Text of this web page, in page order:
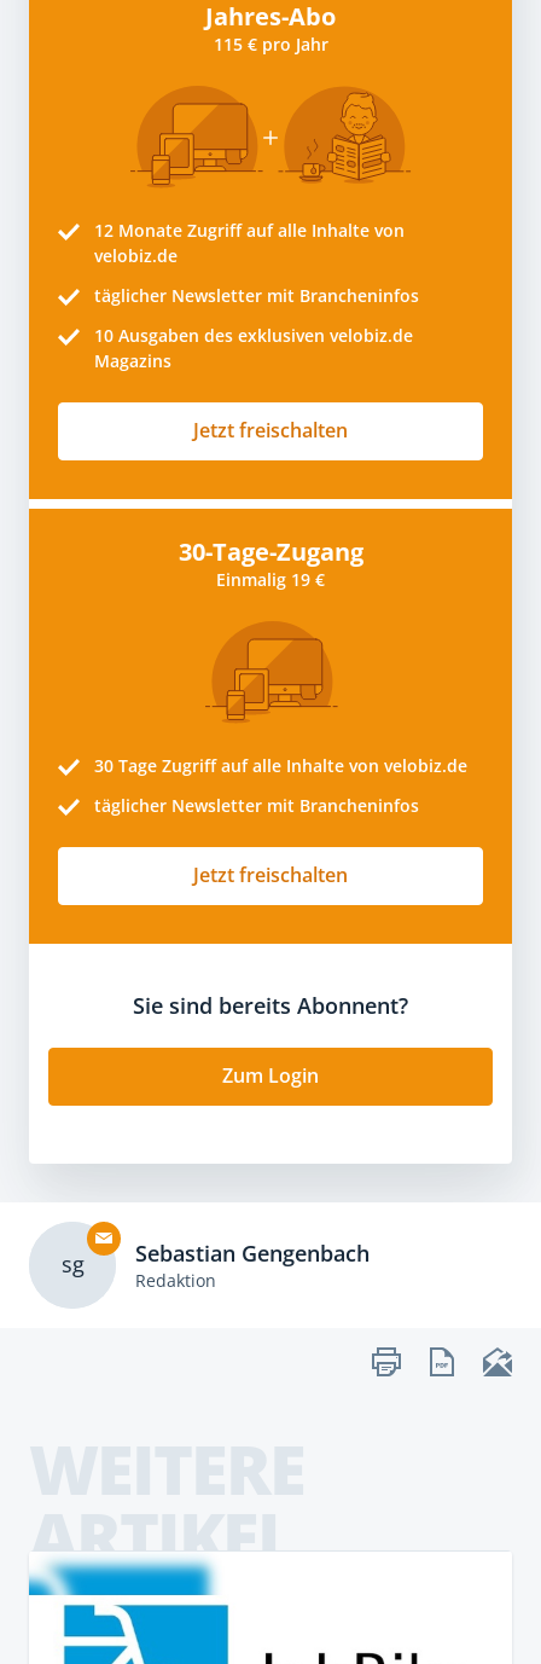
Jahres-Abo
115 € pro Jahr
12 Monate Zugriff auf alle Inhalte von
velobiz.de
täglicher Newsletter mit Brancheninfos
10 Ausgaben des exklusiven velobiz.de
Magazins
Jetzt freischalten
30-Tage-Zugang
Einmalig 19 €
30 Tage Zugriff auf alle Inhalte von velobiz.de
täglicher Newsletter mit Brancheninfos
Jetzt freischalten
Sie sind bereits Abonnent?
Zum Login
sg Sebastian Gengenbach
Redaktion
ARTIKEL